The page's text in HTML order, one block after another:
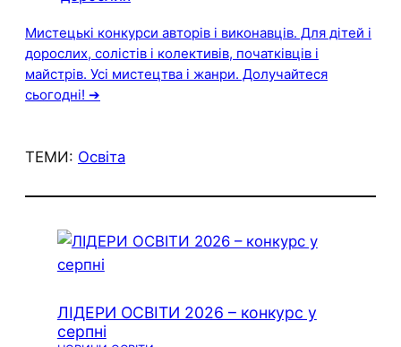
Мистецькі конкурси авторів і виконавців. Для дітей і
дорослих, солістів і колективів, початківців і
майстрів. Усі мистецтва і жанри. Долучайтеся
сьогодні! ➔
ТЕМИ: Освіта
ЛІДЕРИ ОСВІТИ 2026 – конкурс у
серпні